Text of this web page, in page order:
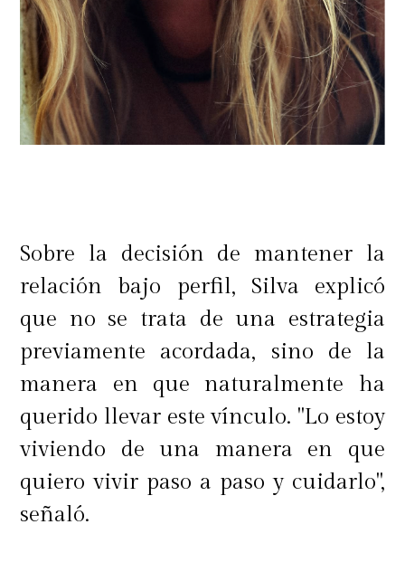
Sobre la decisión de mantener la
relación bajo perfil, Silva explicó
que no se trata de una estrategia
previamente acordada, sino de la
manera en que naturalmente ha
querido llevar este vínculo. "Lo estoy
viviendo de una manera en que
quiero vivir paso a paso y cuidarlo",
señaló.